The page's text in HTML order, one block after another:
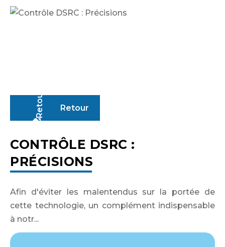
Retour
CONTRÔLE DSRC :
PRÉCISIONS
Afin d'éviter les malentendus sur la portée de
cette technologie, un complément indispensable
à notr...
Identifiant ou adresse de courriel
Mot de passe